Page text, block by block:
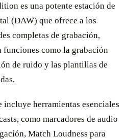
es una potente estación de
(DAW) que ofrece a los
completas de grabación,
como la grabación
de ruido y las plantillas de
incluye herramientas esenciales
como marcadores de audio
Match Loudness para